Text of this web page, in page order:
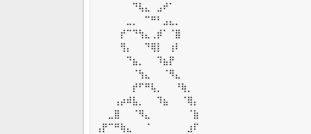
⠀⠀⠀⠀⠀⠀⠙⢧⣄⠀⣠⠞⠁
⠀⠀⠀⠀⠀⣀⡀⠀⠉⠛⠃⣠⣄⡀
⠀⠀⠀⠀⡞⠉⠙⢳⣄⢀⡾⠁⠈⣿
⠀⠀⠀⠀⢻⡄⠀⠀⠙⢿⡇⠀⢰⠇
⠀⠀⠀⠀⠀⠙⣦⡀⠀⠀⠹⣦⡟
⠀⠀⠀⠀⠀⠀⠈⢳⣄⠀⠀⠈⠻⣄
⠀⠀⠀⠀⠀⠀⡞⠋⠛⢧⡀⠀⠀⠘⢷⡀
⠀⠀⠀⢠⡴⠾⣧⡀⠀⠀⠹⣦⠀⠀⠈⢿⡄
⠀⠀⣀⣿⠀⠀⠈⠻⣄⠀⠀⠀⠀⠀⠀⠈⣷
⢠⡟⠉⠛⢷⣄⠀⠀⠈⠀⠀⠀⠀⠀⠀⣰⠏